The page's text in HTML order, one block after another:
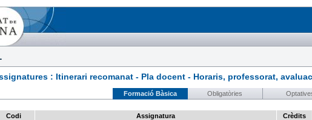
: Itinerari recomanat - Pla docent - Horaris, professorat,
Formació Bàsica Obligatòries
Codi Assignatura Crèdits